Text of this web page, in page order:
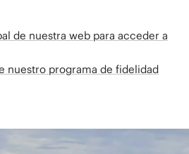
de nuestra web para acceder a
nuestro programa de fidelidad